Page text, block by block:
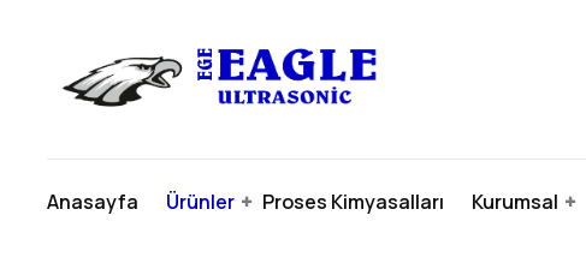
Anasayfa Ürünler Proses Kimyasalları Kurumsal